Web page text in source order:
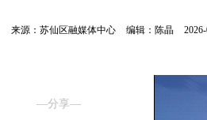
来源：苏仙区融媒体中心 编辑：陈晶
—分享—